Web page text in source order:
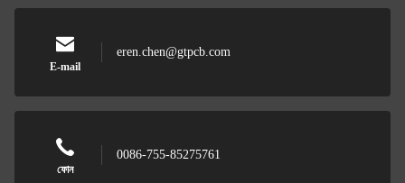
E-mail
eren.chen@gtpcb.com
ফোন
0086-755-85275761